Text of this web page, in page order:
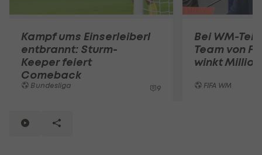
Kampf ums Einserleiberl
entbrannt: Sturm-
Keeper feiert
Comeback
Bundesliga 9
Bei WM-
Team von
winkt
FIFA WM